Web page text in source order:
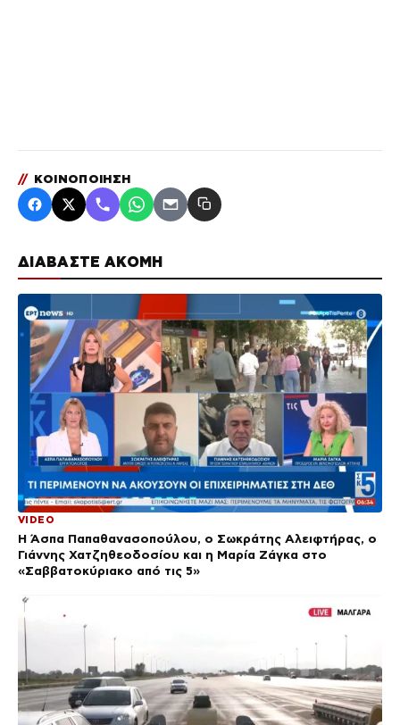
ΔΙΑΒΑΣΤΕ ΑΚΟΜΗ
VIDEO
Η Άσπα Παπαθανασοπούλου, ο Σωκράτης Αλειφτήρας, ο
Γιάννης Χατζηθεοδοσίου και η Μαρία Ζάγκα στο
«Σαββατοκύριακο από τις 5»
// ΚΟΙΝΟΠΟΙΗΣΗ